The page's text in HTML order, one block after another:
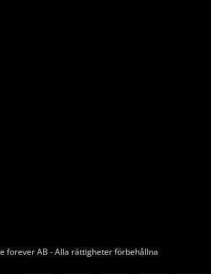
forever AB - Alla rättigheter förbehållna